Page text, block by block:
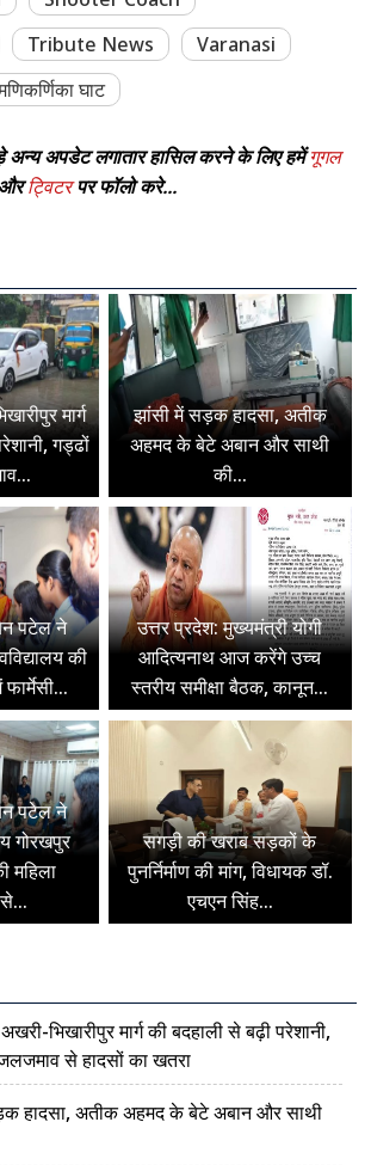
Tribute News
Varanasi
घाट
अपडेट लगातार हासिल करने के लिए हमेंगूगल
औरट्विटरपर फॉलो करे...
मार्ग
गड्ढों
झांसी में सड़क हादसा, अतीक
अहमद के बेटे अबान और साथी
की...
पटेल ने
की
फार्मेसी...
उत्तर प्रदेश: मुख्यमंत्री योगी
आदित्यनाथ आज करेंगे उच्च
स्तरीय समीक्षा बैठक, कानून...
पटेल ने
गोरखपुर
महिला
सगड़ी की खराब सड़कों के
पुनर्निर्माण की मांग, विधायक डॉ.
एचएन सिंह...
भिखारीपुर मार्ग की बदहाली से बढ़ी परेशानी,
से हादसों का खतरा
हादसा, अतीक अहमद के बेटे अबान और साथी